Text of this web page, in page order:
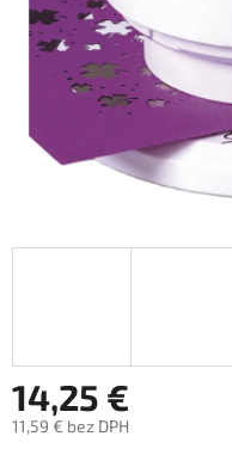
14,25 €
11,59 € bez DPH